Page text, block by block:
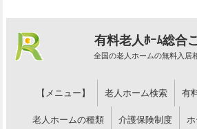
有料老人ﾎｰﾑ総合
全国の老人ホームの無料入居
【メニュー】 老人ホーム検索 有
老人ホームの種類 介護保険制度